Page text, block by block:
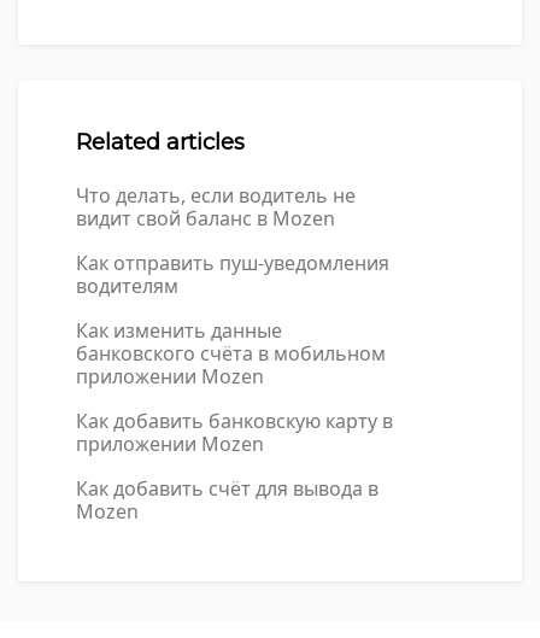
Related articles
Что делать, если водитель не
видит свой баланс в Mozen
Как отправить пуш-уведомления
водителям
Как изменить данные
банковского счёта в мобильном
приложении Mozen
Как добавить банковскую карту в
приложении Mozen
Как добавить счёт для вывода в
Mozen